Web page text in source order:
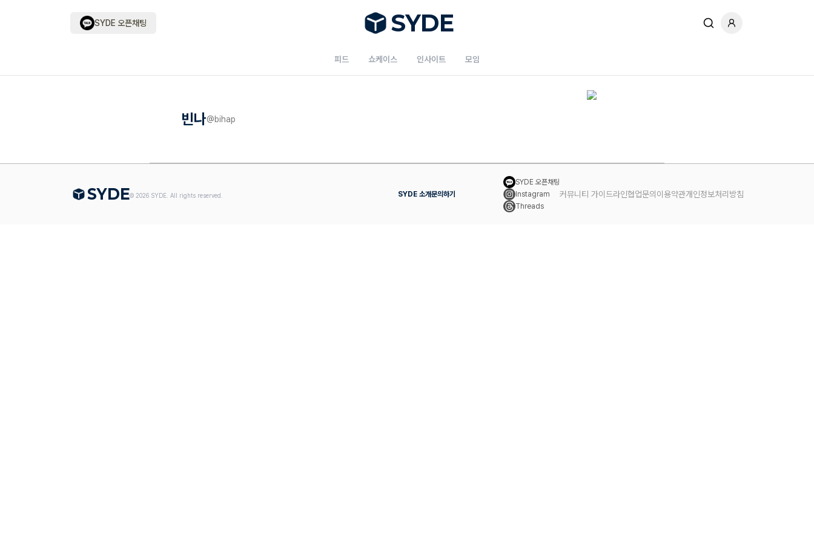
SYDE 오픈채팅 SYDE
피드 쇼케이스 인사이트 모임
빈나@bihap
SYDE© 2026SYDE. All rights reserved. SYDE 소개문의하기
SYDE 오픈채팅
Instagram
Threads
커뮤니티 가이드라인협업문의이용약관개인정보처리방침